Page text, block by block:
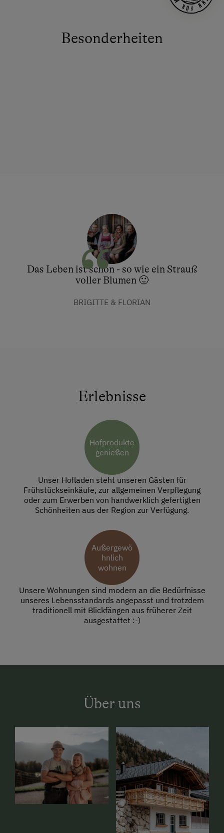
Besonderheiten
Das Leben ist schön - so wie ein Strauß
voller Blumen 🙂
BRIGITTE & FLORIAN
Erlebnisse
Hofprodukte
genießen
Unser Hofladen steht unseren Gästen für
Frühstückseinkäufe, zur allgemeinen Verpflegung
oder zum Erwerben von handwerklich gefertigten
Schönheiten aus der Region zur Verfügung.
Außergewö
hnlich
wohnen
Unsere Wohnungen sind modern an die Bedürfnisse
unseres Lebensstandards angepasst und trotzdem
traditionell mit Blickfängen aus früherer Zeit
ausgestattet :-)
Über uns